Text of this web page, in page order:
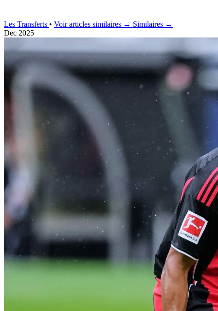
Les Transferts • Voir articles similaires → Similaires →
Dec 2025